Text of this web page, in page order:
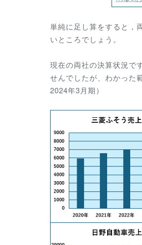
単純に足し算をすると，
いところでしょう。
現在の両社の決算状況で
せんでしたが、わかった
2024年3月期）